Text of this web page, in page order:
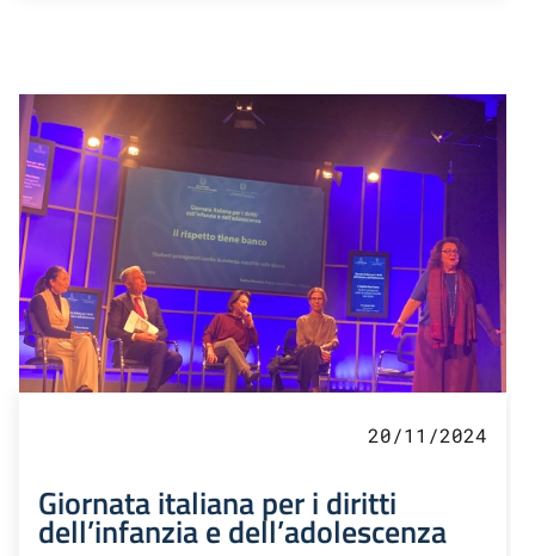
20/11/2024
Giornata italiana per i diritti
dell’infanzia e dell’adolescenza